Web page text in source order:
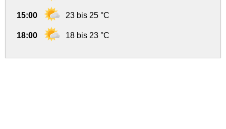
15:00 23 bis 25 °C
18:00 18 bis 23 °C